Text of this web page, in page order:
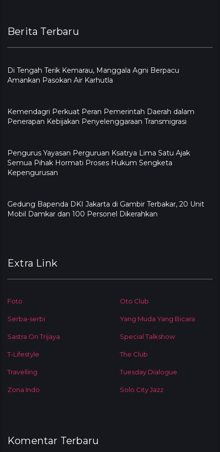
Berita Terbaru
​Di Tengah Terik Kemarau, Manggala Agni Berpacu
Amankan Pasokan Air Karhutla
Kemendagri Perkuat Peran Pemerintah Daerah dalam
Penerapan Kebijakan Penyelenggaraan Transmigrasi
Pengurus Yayasan Perguruan Ksatrya Lima Satu Ajak
Semua Pihak Hormati Proses Hukum Sengketa
Kepengurusan
Gedung Bapenda DKI Jakarta di Gambir Terbakar, 20 Unit
Mobil Damkar dan 100 Personel Dikerahkan
Extra Link
Foto Oto Club
Serba-serbi Yang Muda Yang Bicara
Sastra On Trijaya Special Talkshow
T-Lifestyle The Club
Travelling Tuesday Dialogue
Zona Indo Solo City Jazz
Komentar Terbaru